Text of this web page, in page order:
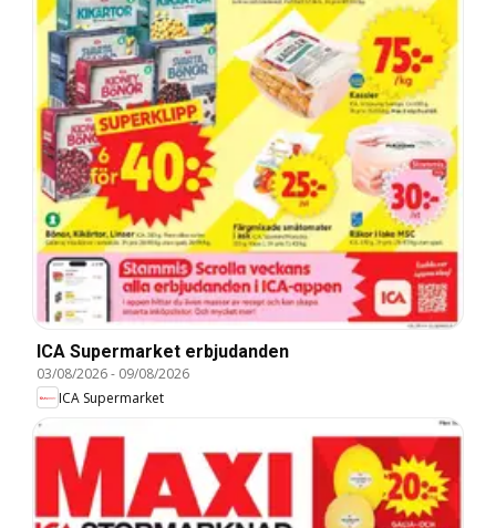
ICA Supermarket erbjudanden
03/08/2026- 09/08/2026
ICA Supermarket